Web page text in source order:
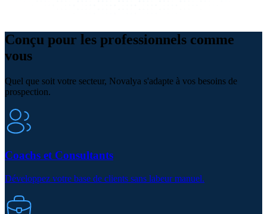
Conçu pour les professionnels comme
vous
Quel que soit votre secteur, Novalya s'adapte à vos besoins de
prospection.
Coachs et Consultants
Développez votre base de clients sans labeur manuel.